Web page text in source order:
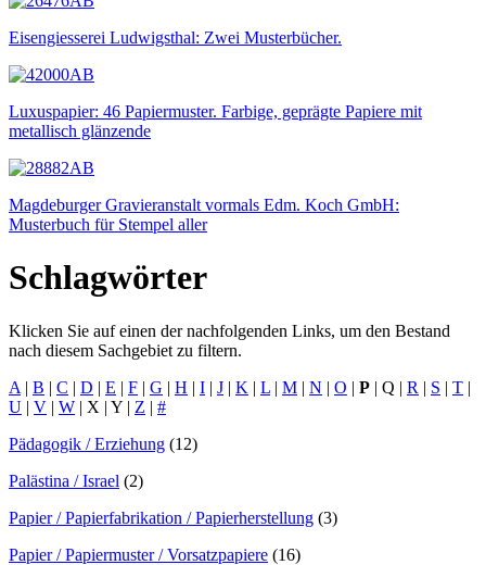
Eisengiesserei Ludwigsthal: Zwei Musterbücher.
Luxuspapier: 46 Papiermuster. Farbige, geprägte Papiere mit
metallisch glänzende
Magdeburger Gravieranstalt vormals Edm. Koch GmbH:
Musterbuch für Stempel aller
Schlagwörter
Klicken Sie auf einen der nachfolgenden Links, um den Bestand
nach diesem Sachgebiet zu filtern.
A | B | C | D | E | F | G | H | I | J | K | L | M | N | O | P | Q | R | S | T |
U | V | W | X | Y | Z | #
Pädagogik / Erziehung (12)
Palästina / Israel (2)
Papier / Papierfabrikation / Papierherstellung (3)
Papier / Papiermuster / Vorsatzpapiere (16)